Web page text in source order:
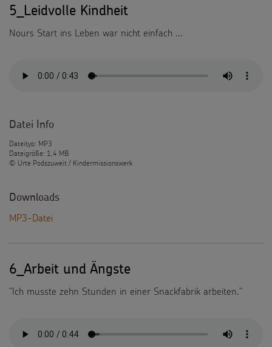
5_Leidvolle Kindheit
Nours Start ins Leben war nicht einfach ...
Datei Info
Dateityp: MP3
Dateigröße: 1,4 MB
© Urte Podszuweit / Kindermissionswerk
Downloads
MP3-Datei
6_Arbeit und Ängste
"Ich musste zehn Stunden in einer Snackfabrik arbeiten."